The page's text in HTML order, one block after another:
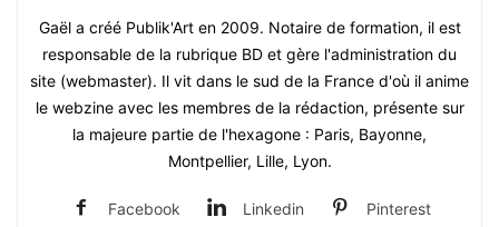
Gaël a créé Publik'Art en 2009. Notaire de formation, il est
responsable de la rubrique BD et gère l'administration du
site (webmaster). Il vit dans le sud de la France d'où il anime
le webzine avec les membres de la rédaction, présente sur
la majeure partie de l'hexagone : Paris, Bayonne,
Montpellier, Lille, Lyon.
Facebook Linkedin Pinterest